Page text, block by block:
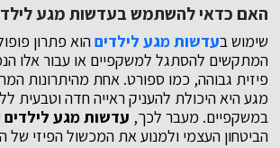
האם כדאי להשתמש בעדשות מגע
שימוש בעדשות מגע לילדיםהוא פתרון
המתקשים להסתגל למשקפיים או עבור אלו
פיזית גבוהה, כמו ספורט. אחת מהיתרונות
מגע היא היכולת להעניק ראייה חדה וטבעית
במשקפיים. מעבר לכך, עדשות מגע לילדים
הביטחון העצמי ולמנוע את המכשול הפיזי